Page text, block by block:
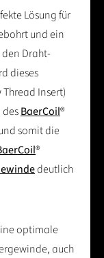
Lösung für
und ein
Draht-
dieses
Thread Insert)
BaerCoil®
somit die
®
deutlich
optimale
auch